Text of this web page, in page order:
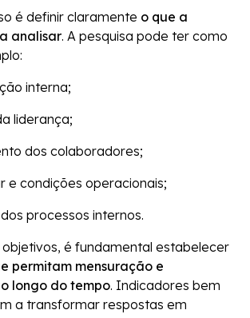
é definir claramente o que a
analisar. A pesquisa pode ter como
interna;
liderança;
dos colaboradores;
e condições operacionais;
processos internos.
é fundamental estabelecer
permitam mensuração e
longo do tempo. Indicadores bem
a transformar respostas em